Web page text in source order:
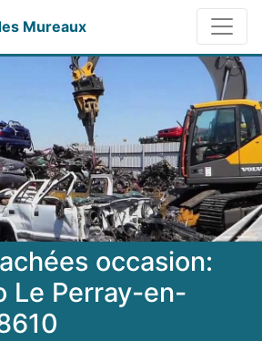
Mureaux
occasion:
Le Perray-en-